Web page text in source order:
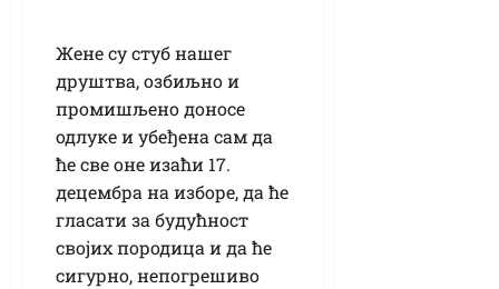
Жене су стуб нашег
друштва, озбиљно и
промишљено доносе
одлуке и убеђена сам да
ће све оне изаћи 17.
децембра на изборе, да ће
гласати за будућност
својих породица и да ће
сигурно, непогрешиво